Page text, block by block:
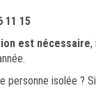
11 15
est nécessaire,
personne isolée ?